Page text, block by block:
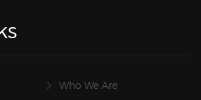
Who We Are